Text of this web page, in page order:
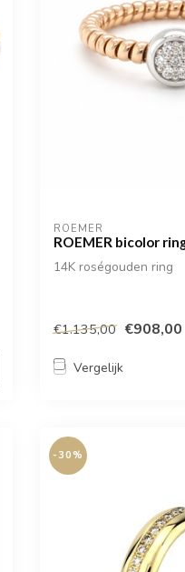
ROEMER
ROEMER bicolor
14K roségouden ring
€1.135,00 €908,00
Vergelijk
-30%